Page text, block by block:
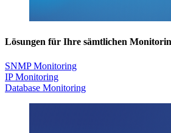
Lösungen für Ihre sämtlichen
SNMP Monitoring
IP Monitoring
Database Monitoring